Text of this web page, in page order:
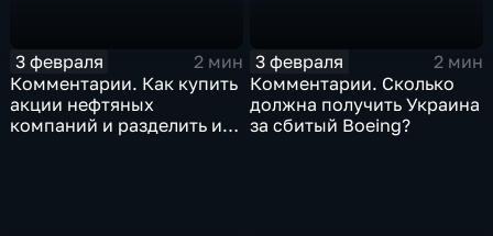
3 февраля
2 мин
Комментарии. Как купить
акции нефтяных
компаний и разделить их
3 февраля
2 мин
Комментарии. Сколько
должна получить Украина
за сбитый Boeing?